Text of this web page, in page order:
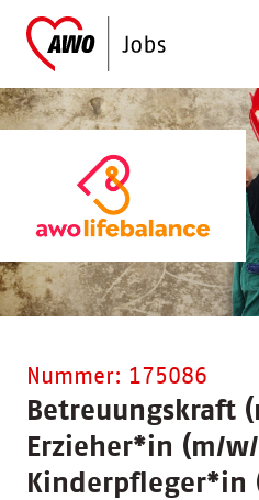
Nummer: 175086
Betreuungskraft
Erzieher*in (m/
Kinderpfleger*in